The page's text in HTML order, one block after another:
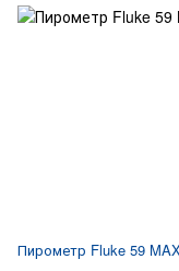
Пирометр Fluke 59